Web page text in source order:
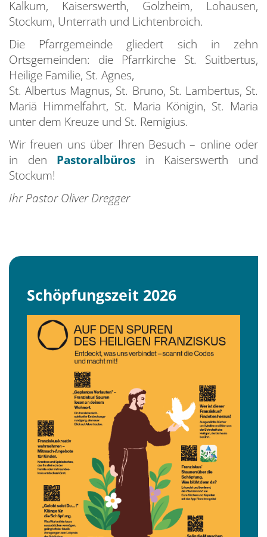
Kalkum, Kaiserswerth, Golzheim, Lohausen,
Stockum, Unterrath und Lichtenbroich.
Die Pfarrgemeinde gliedert sich in zehn
Ortsgemeinden: die Pfarrkirche St. Suitbertus,
Heilige Familie, St. Agnes,
St. Albertus Magnus, St. Bruno, St. Lambertus, St.
Mariä Himmelfahrt, St. Maria Königin, St. Maria
unter dem Kreuze und St. Remigius.
Wir freuen uns über Ihren Besuch – online oder
in den Pastoralbüros in Kaiserswerth und
Stockum!
Ihr Pastor Oliver Dregger
Schöpfungszeit 2026